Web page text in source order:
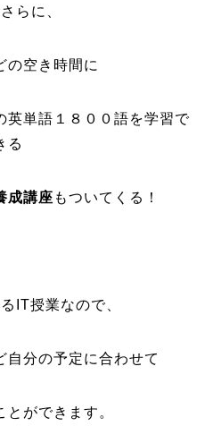
らに、
の空き時間に
英単語１８００語を学習で
る
成講座 もついてくる！
IT授業なので、
自分の予定に合わせて
ができます。